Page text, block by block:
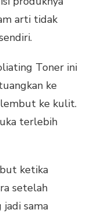
arti tidak
Toner ini
ke
lembut ke kulit.
terlebih
ketika
setelah
jadi sama